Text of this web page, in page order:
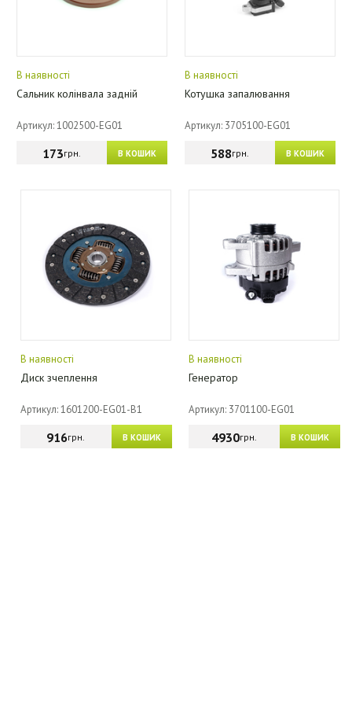
В наявності
Сальник колінвала задній
Артикул: 1002500-EG01
В КОШИК
173грн.
В наявності
Котушка запалювання
Артикул: 3705100-EG01
В КОШИК
588грн.
В наявності
Диск зчеплення
Артикул: 1601200-EG01-B1
В КОШИК
916грн.
В наявності
Генератор
Артикул: 3701100-EG01
В КОШИК
4930грн.